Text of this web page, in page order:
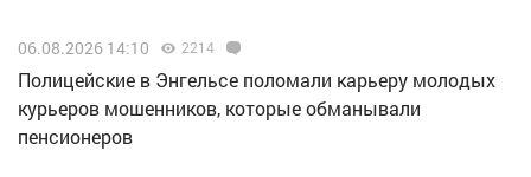
06.08.2026 14:10 2214
Полицейские в Энгельсе поломали карьеру молодых
курьеров мошенников, которые обманывали
пенсионеров